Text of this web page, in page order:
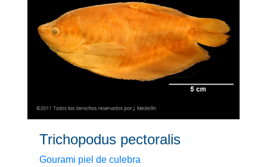
Trichopodus pectoralis
Gourami piel de culebra